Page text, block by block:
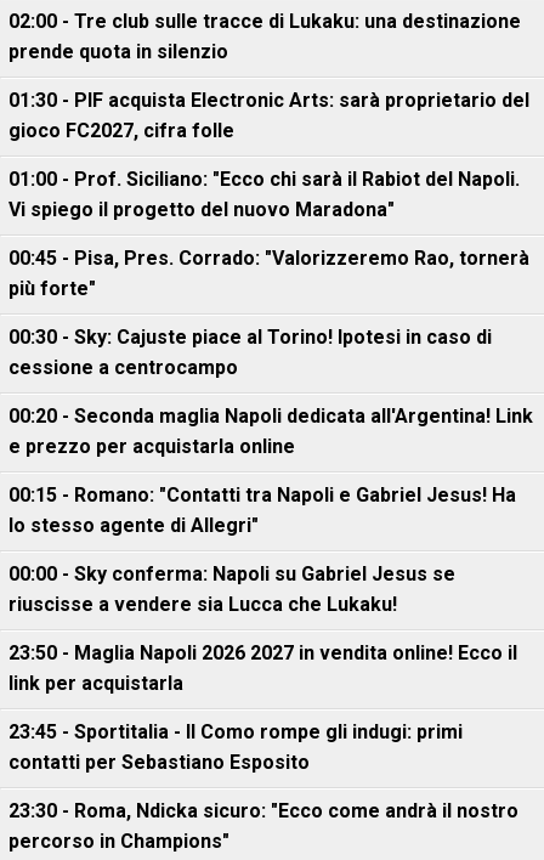
02:00 - Tre club sulle tracce di Lukaku: una destinazione
prende quota in silenzio
01:30 - PIF acquista Electronic Arts: sarà proprietario del
gioco FC2027, cifra folle
01:00 - Prof. Siciliano: "Ecco chi sarà il Rabiot del Napoli.
Vi spiego il progetto del nuovo Maradona"
00:45 - Pisa, Pres. Corrado: "Valorizzeremo Rao, tornerà
più forte"
00:30 - Sky: Cajuste piace al Torino! Ipotesi in caso di
cessione a centrocampo
00:20 - Seconda maglia Napoli dedicata all'Argentina! Link
e prezzo per acquistarla online
00:15 - Romano: "Contatti tra Napoli e Gabriel Jesus! Ha
lo stesso agente di Allegri"
00:00 - Sky conferma: Napoli su Gabriel Jesus se
riuscisse a vendere sia Lucca che Lukaku!
23:50 - Maglia Napoli 2026 2027 in vendita online! Ecco il
link per acquistarla
23:45 - Sportitalia - Il Como rompe gli indugi: primi
contatti per Sebastiano Esposito
23:30 - Roma, Ndicka sicuro: "Ecco come andrà il nostro
percorso in Champions"